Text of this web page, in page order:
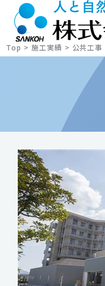
Top > 施工実績 > 公共工事